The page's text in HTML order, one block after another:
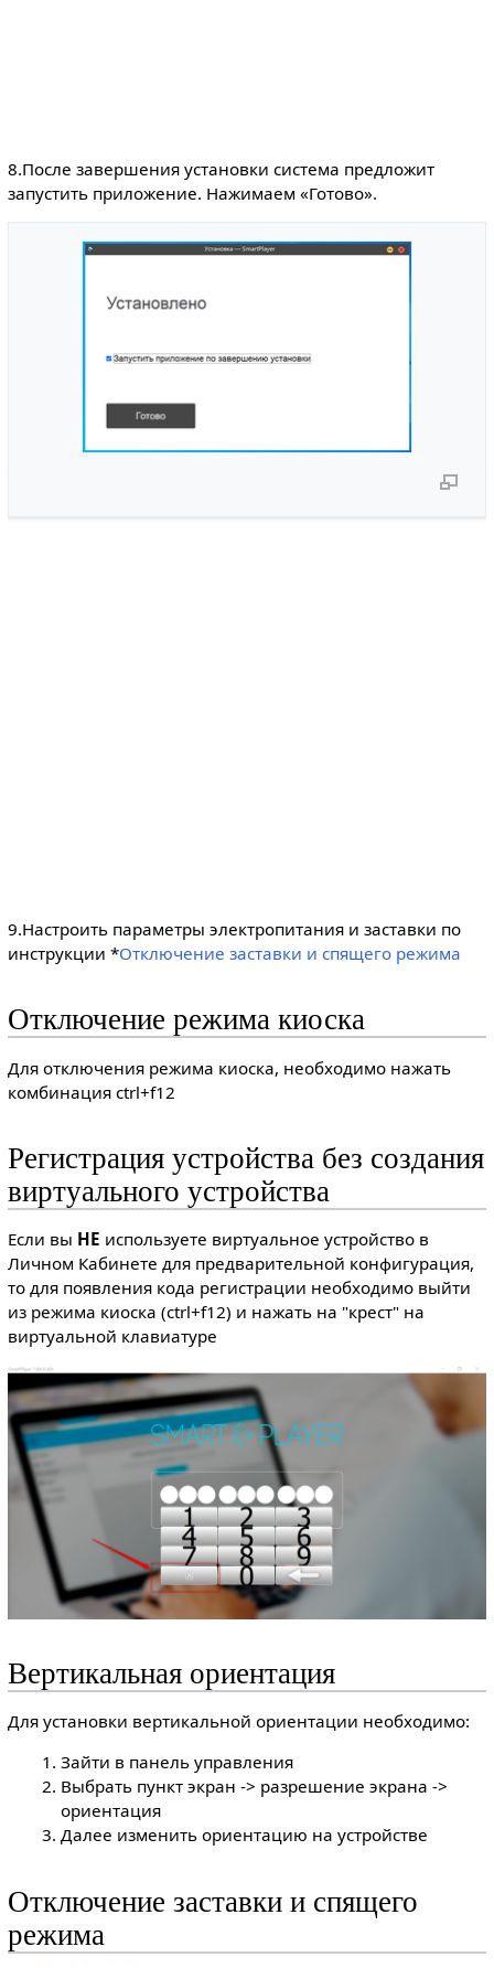
8.После завершения установки система предложит
запустить приложение. Нажимаем «Готово».
9.Настроить параметры электропитания и заставки по
инструкции *Отключение заставки и спящего режима
Отключение режима киоска
Для отключения режима киоска, необходимо нажать
комбинация ctrl+f12
Регистрация устройства без создания
виртуального устройства
Если вы НЕ используете виртуальное устройство в
Личном Кабинете для предварительной конфигурация,
то для появления кода регистрации необходимо выйти
из режима киоска (ctrl+f12) и нажать на "крест" на
виртуальной клавиатуре
Вертикальная ориентация
Для установки вертикальной ориентации необходимо:
Зайти в панель управления
Выбрать пункт экран -> разрешение экрана ->
ориентация
Далее изменить ориентацию на устройстве
Отключение заставки и спящего
режима